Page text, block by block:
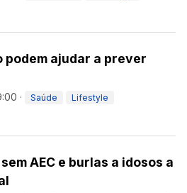
podem ajudar a prever
· Saúde Lifestyle
AEC e burlas a idosos a